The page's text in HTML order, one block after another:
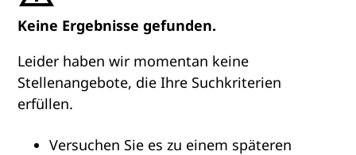
Keine Ergebnisse gefunden.
Leider haben wir momentan keine
Stellenangebote, die Ihre Suchkriterien
erfüllen.
Versuchen Sie es zu einem späteren